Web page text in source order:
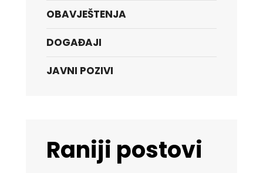
OBAVJEŠTENJA
DOGAĐAJI
JAVNI POZIVI
Raniji postovi